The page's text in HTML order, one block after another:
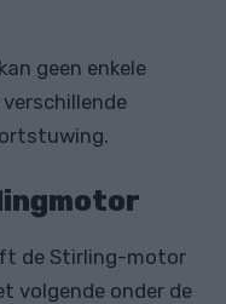
geen enkele
de Stirling-motor
volgende onder de